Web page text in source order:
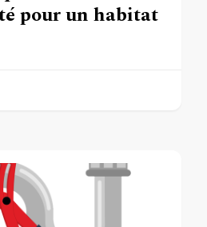
pour un habitat